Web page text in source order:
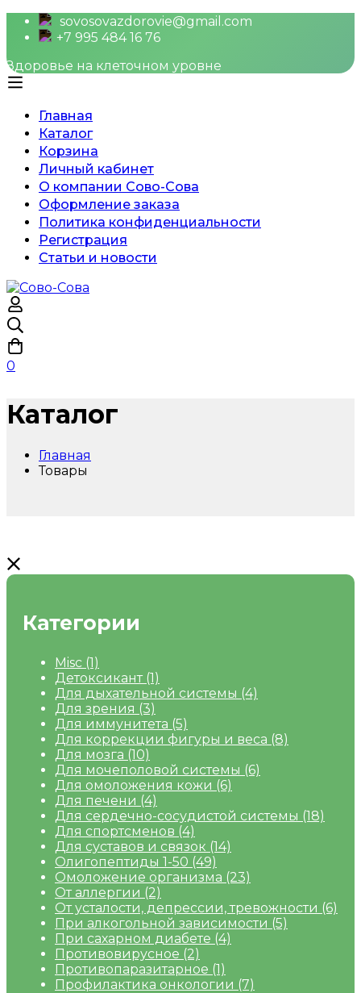
sovosovazdorovie@gmail.com
+7 995 484 16 76
Здоровье на клеточном уровне
Главная
Каталог
Корзина
Личный кабинет
О компании Сово-Сова
Оформление заказа
Политика конфиденциальности
Регистрация
Статьи и новости
0
Каталог
Главная
Товары
Категории
Misc (1)
Детоксикант (1)
Для дыхательной системы (4)
Для зрения (3)
Для иммунитета (5)
Для коррекции фигуры и веса (8)
Для мозга (10)
Для мочеполовой системы (6)
Для омоложения кожи (6)
Для печени (4)
Для сердечно-сосудистой системы (18)
Для спортсменов (4)
Для суставов и связок (14)
Олигопептиды 1-50 (49)
Омоложение организма (23)
От аллергии (2)
От усталости, депрессии, тревожности (6)
При алкогольной зависимости (5)
При сахарном диабете (4)
Противовирусное (2)
Противопаразитарное (1)
Профилактика онкологии (7)